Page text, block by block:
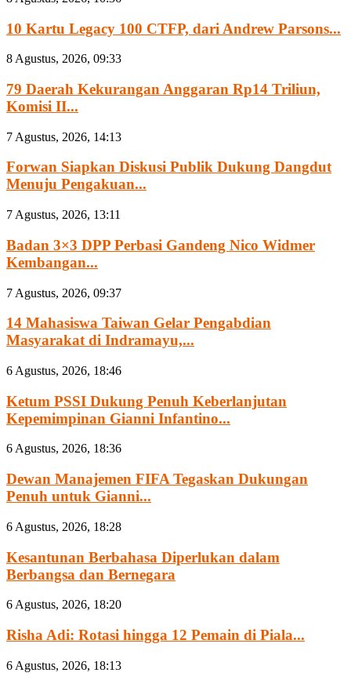
10 Kartu Legacy 100 CTFP, dari Andrew Parsons...
8 Agustus, 2026, 09:33
79 Daerah Kekurangan Anggaran Rp14 Triliun,
Komisi II...
7 Agustus, 2026, 14:13
Forwan Siapkan Diskusi Publik Dukung Dangdut
Menuju Pengakuan...
7 Agustus, 2026, 13:11
Badan 3×3 DPP Perbasi Gandeng Nico Widmer
Kembangan...
7 Agustus, 2026, 09:37
14 Mahasiswa Taiwan Gelar Pengabdian
Masyarakat di Indramayu,...
6 Agustus, 2026, 18:46
Ketum PSSI Dukung Penuh Keberlanjutan
Kepemimpinan Gianni Infantino...
6 Agustus, 2026, 18:36
Dewan Manajemen FIFA Tegaskan Dukungan
Penuh untuk Gianni...
6 Agustus, 2026, 18:28
Kesantunan Berbahasa Diperlukan dalam
Berbangsa dan Bernegara
6 Agustus, 2026, 18:20
Risha Adi: Rotasi hingga 12 Pemain di Piala...
6 Agustus, 2026, 18:13